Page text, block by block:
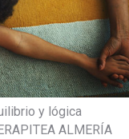
y lógica
ALMERÍA